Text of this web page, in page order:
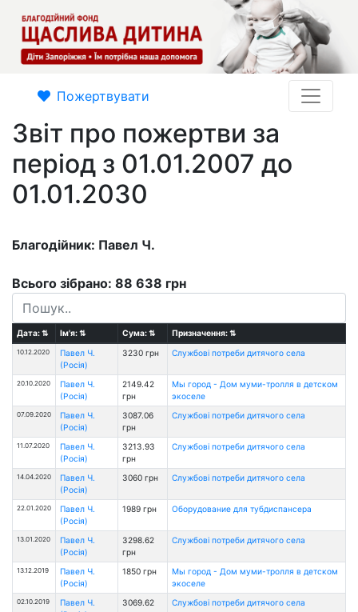
Пожертвувати
Звіт про пожертви за
період з 01.01.2007 до
01.01.2030
Благодійник: Павел Ч.
Всього зібрано: 88 638 грн
Дата:⇅ Ім'я:⇅ Сума:⇅ Призначення:⇅
10.12.2020
Павел Ч.
(Росія)
3230 грн Службові потреби дитячого села
20.10.2020
Павел Ч.
(Росія)
2149.42
грн
Мы город - Дом муми-тролля в детском
экоселе
07.09.2020
Павел Ч.
(Росія)
3087.06
грн
Службові потреби дитячого села
11.07.2020
Павел Ч.
(Росія)
3213.93
грн
Службові потреби дитячого села
14.04.2020
Павел Ч.
(Росія)
3060 грн Службові потреби дитячого села
22.01.2020
Павел Ч.
(Росія)
1989 грн Оборудование для тубдиспансера
13.01.2020
Павел Ч.
(Росія)
3298.62
грн
Службові потреби дитячого села
13.12.2019
Павел Ч.
(Росія)
1850 грн
Мы город - Дом муми-тролля в детском
экоселе
02.10.2019
Павел Ч.
3069.62
Службові потреби дитячого села